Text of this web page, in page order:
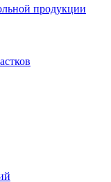
продукции